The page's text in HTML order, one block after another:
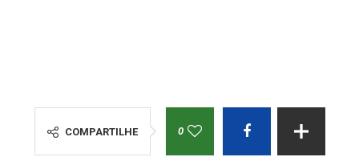
COMPARTILHE 0